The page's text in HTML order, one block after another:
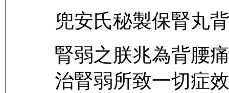
兜安氏秘製保腎丸
腎弱之朕兆為背腰
治腎弱所致一切症